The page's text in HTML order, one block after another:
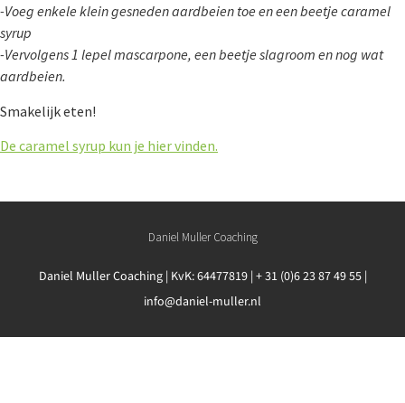
-Voeg enkele klein gesneden aardbeien toe en een beetje caramel
syrup
-Vervolgens 1 lepel mascarpone, een beetje slagroom en nog wat
aardbeien.
Smakelijk eten!
De caramel syrup kun je hier vinden.
Daniel Muller Coaching
Daniel Muller Coaching | KvK: 64477819 | + 31 (0)6 23 87 49 55 |
info@daniel-muller.nl